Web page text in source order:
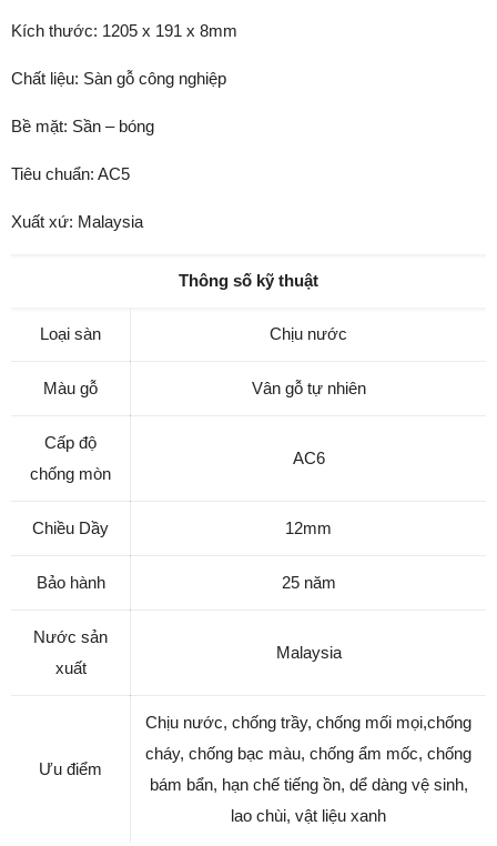
Kích thước: 1205 x 191 x 8mm
Chất liệu: Sàn gỗ công nghiệp
Bề mặt: Sần – bóng
Tiêu chuẩn: AC5
Xuất xứ: Malaysia
Thông số kỹ thuật
Loại sàn Chịu nước
Màu gỗ Vân gỗ tự nhiên
Cấp độ
chống mòn
AC6
Chiều Dầy 12mm
Bảo hành 25 năm
Nước sản
xuất
Malaysia
Ưu điểm
Chịu nước, chống trầy, chống mối mọi,chống
cháy, chống bạc màu, chống ẩm mốc, chống
bám bẩn, hạn chế tiếng ồn, dể dàng vệ sinh,
lao chùi, vật liệu xanh